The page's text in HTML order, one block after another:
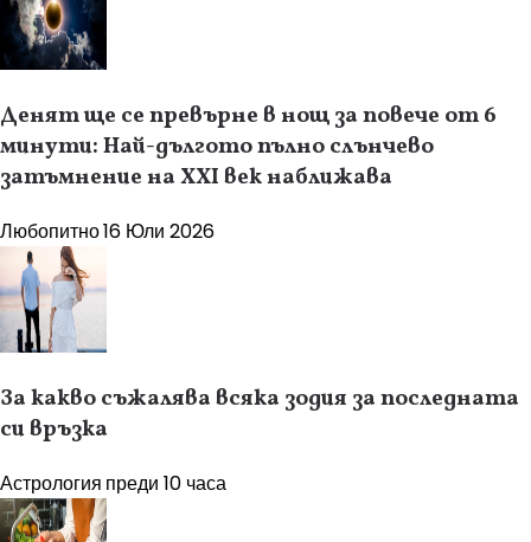
Денят ще се превърне в нощ за повече от 6
минути: Най-дългото пълно слънчево
затъмнение на XXI век наближава
Любопитно16 Юли 2026
За какво съжалява всяка зодия за последната
си връзка
Астрология преди 10 часа